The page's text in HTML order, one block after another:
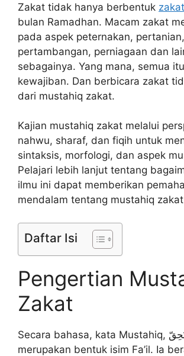
Zakat tidak hanya berbentuk
bulan Ramadhan. Macam zakat
pada aspek peternakan, pertanian,
pertambangan, perniagaan dan
sebagainya. Yang mana, semua
kewajiban. Dan berbicara zakat
dari mustahiq zakat.
Kajian mustahiq zakat melalui
nahwu, sharaf, dan fiqih untuk
sintaksis, morfologi, dan aspek
Pelajari lebih lanjut tentang
ilmu ini dapat memberikan
mendalam tentang mustahiq
Daftar Isi
Pengertian
Zakat
Secara bahasa, kata Mustahiq, ‌مُسْتَحِقّ
merupakan bentuk isim Fa’il. Ia